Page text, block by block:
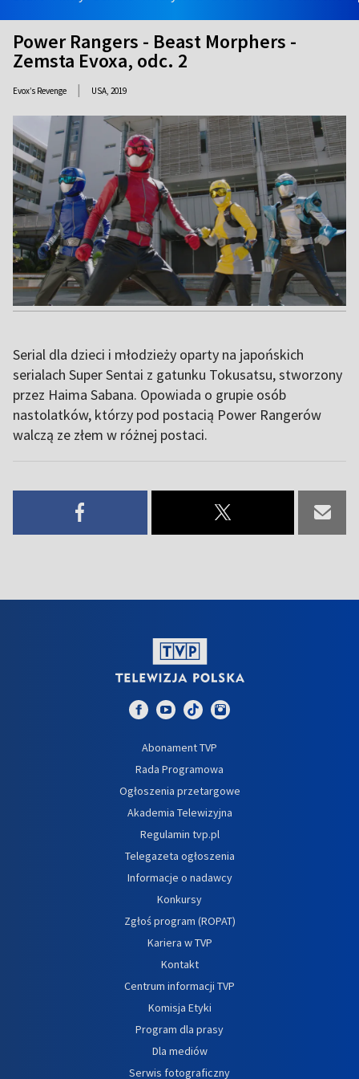
Power Rangers - Beast Morphers -
Zemsta Evoxa, odc. 2
Evox’s Revenge | USA, 2019
Serial dla dzieci i młodzieży oparty na japońskich
serialach Super Sentai z gatunku Tokusatsu, stworzony
przez Haima Sabana. Opowiada o grupie osób
nastolatków, którzy pod postacią Power Rangerów
walczą ze złem w różnej postaci.
Abonament TVP
Rada Programowa
Ogłoszenia przetargowe
Akademia Telewizyjna
Regulamin tvp.pl
Telegazeta ogłoszenia
Informacje o nadawcy
Konkursy
Zgłoś program (ROPAT)
Kariera w TVP
Kontakt
Centrum informacji TVP
Komisja Etyki
Program dla prasy
Dla mediów
Serwis fotograficzny